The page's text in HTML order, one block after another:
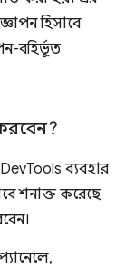
হিসাবে
বহির্ভূত
ব্যবহার
শনাক্ত করেছে